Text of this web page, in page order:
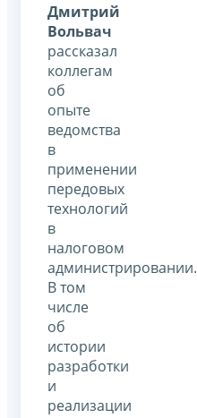
Дмитрий
Вольвач
рассказал
коллегам
об
опыте
ведомства
в
применении
передовых
технологий
в
налоговом
администрировании.
В том
числе
об
истории
разработки
и
реализации